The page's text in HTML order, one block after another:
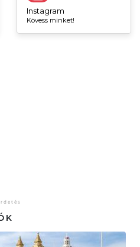
Instagram
Kövess minket!